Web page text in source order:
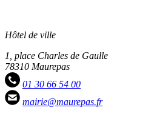
Hôtel de ville
1, place Charles de Gaulle
78310 Maurepas
01 30 66 54 00
mairie@maurepas.fr